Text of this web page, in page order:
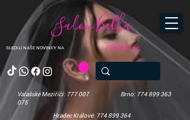
SLEDUJ NAŠE NOVINKY NA
Salon Bella
Valašské Meziříčí: 777 007
075
Brno: 774 899 363
Hradec Králové: 774 899 364
Přihlásit se